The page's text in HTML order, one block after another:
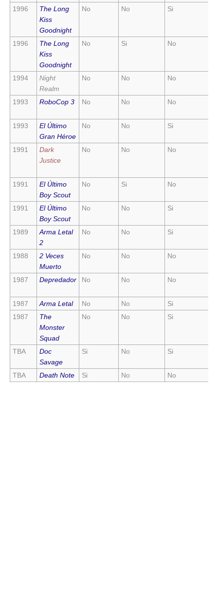
1996
The Long
Kiss
Goodnight
No No Si
1996
The Long
Kiss
Goodnight
No Si No
1994
Night
Realm
No No No
1993 RoboCop 3 No No No
1993
El Último
Gran Héroe
No No Si
1991
Dark
Justice
No No No
1991
El Último
Boy Scout
No Si No
1991
El Último
Boy Scout
No No Si
1989
Arma Letal
2
No No Si
1988
2 Veces
Muerto
No No No
1987 Depredador No No No
1987 Arma Letal No No Si
1987
The
Monster
Squad
No No Si
TBA
Doc
Savage
Si No Si
TBA Death Note Si No No